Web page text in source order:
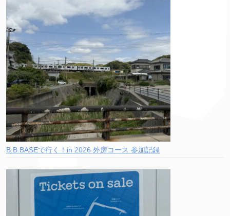
B.B.BASEで行く！in 2026 外房コース 参加記録